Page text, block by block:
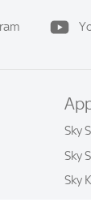
Sky
Sky
Sky